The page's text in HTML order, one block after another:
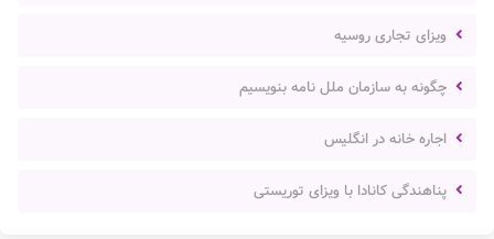
ویزای تجاری روسیه
چگونه به سازمان ملل نامه بنویسیم
اجاره خانه در انگلیس
پناهندگی کانادا با ویزای توریستی